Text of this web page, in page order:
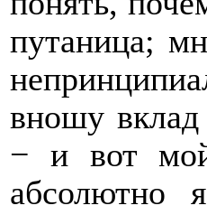
путаница;
вношу вклад
− и вот мой
абсолютно